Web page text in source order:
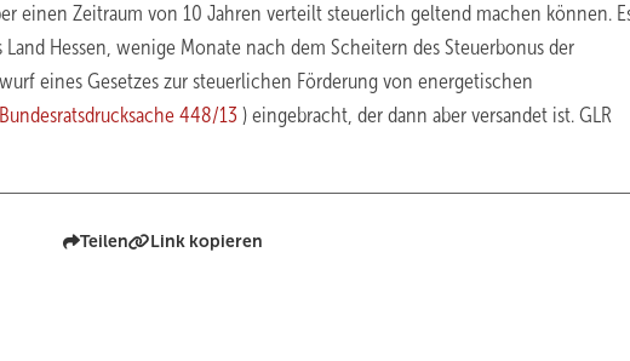
einen Zeitraum von 10 Jahren verteilt steuerlich geltend machen können.
Hessen, wenige Monate nach dem Scheitern des Steuerbonus der
eines Gesetzes zur steuerlichen Förderung von energetischen
Bundesratsdrucksache 448/13 ) eingebracht, der dann aber versandet ist. GLR
Teilen Link kopieren